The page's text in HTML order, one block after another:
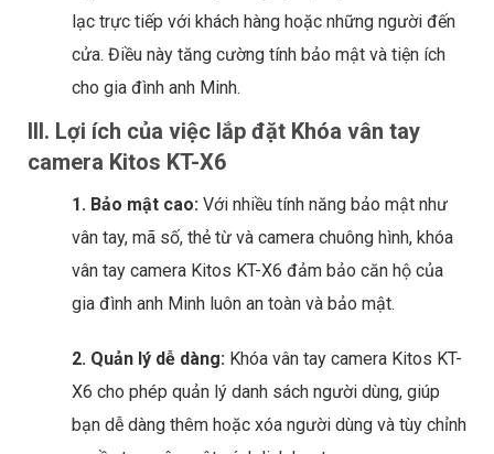
lạc trực tiếp với khách hàng hoặc những người đến
cửa. Điều này tăng cường tính bảo mật và tiện ích
cho gia đình anh Minh.
III. Lợi ích của việc lắp đặt Khóa vân tay
camera Kitos KT-X6
1. Bảo mật cao: Với nhiều tính năng bảo mật như
vân tay, mã số, thẻ từ và camera chuông hình, khóa
vân tay camera Kitos KT-X6 đảm bảo căn hộ của
gia đình anh Minh luôn an toàn và bảo mật.
2. Quản lý dễ dàng: Khóa vân tay camera Kitos KT-
X6 cho phép quản lý danh sách người dùng, giúp
bạn dễ dàng thêm hoặc xóa người dùng và tùy chỉnh